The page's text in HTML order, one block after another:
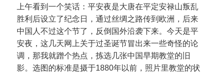
上午看到一个笑话：平安夜是大唐在平定安禄山叛乱
胜利后设立了纪念日，通过丝绸之路传到欧洲，后来
中国人不过这个节了，反倒国外沿袭下来。今天是平
安夜，这几天网上关于过圣诞节冒出来一些奇怪的论
调，那我就蹭个热点，拣选几张中国早期教堂的旧
影。选图的标准是摄于1880年以前，照片里教堂的状